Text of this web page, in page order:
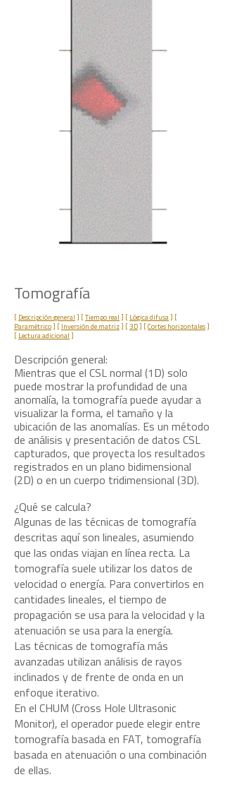
Tomografía
Descripción general Tiempo real Lógica difusa
Paramétrico
Inversión de matriz 3D Cortes horizontales
Lectura adicional
Descripción general:
Mientras que el CSL normal (1D) solo
puede mostrar la profundidad de una
anomalía, la tomografía puede ayudar a
visualizar la forma, el tamaño y la
ubicación de las anomalías. Es un método
de análisis y presentación de datos CSL
capturados, que proyecta los resultados
registrados en un plano bidimensional
(2D) o en un cuerpo tridimensional (3D).
¿Qué se calcula?
Algunas de las técnicas de tomografía
descritas aquí son lineales, asumiendo
que las ondas viajan en línea recta. La
tomografía suele utilizar los datos de
velocidad o energía. Para convertirlos en
cantidades lineales, el tiempo de
propagación se usa para la velocidad y la
atenuación se usa para la energía.
Las técnicas de tomografía más
avanzadas utilizan análisis de rayos
inclinados y de frente de onda en un
enfoque iterativo.
En el CHUM (Cross Hole Ultrasonic
Monitor), el operador puede elegir entre
tomografía basada en FAT, tomografía
basada en atenuación o una combinación
de ellas.